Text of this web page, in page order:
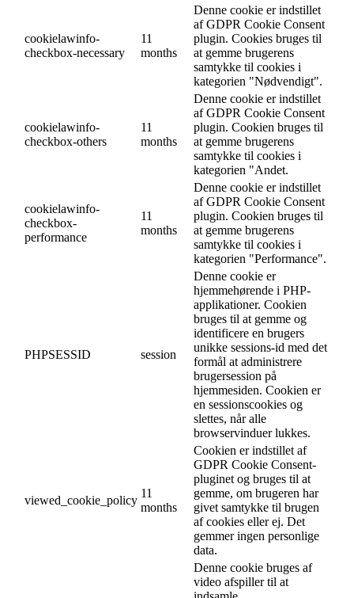
cookielawinfo-
checkbox-necessary
11
months
Denne cookie er indstillet
af GDPR Cookie Consent
plugin. Cookies bruges til
at gemme brugerens
samtykke til cookies i
kategorien "Nødvendigt".
cookielawinfo-
checkbox-others
11
months
Denne cookie er indstillet
af GDPR Cookie Consent
plugin. Cookien bruges til
at gemme brugerens
samtykke til cookies i
kategorien "Andet.
cookielawinfo-
checkbox-
performance
11
months
Denne cookie er indstillet
af GDPR Cookie Consent
plugin. Cookien bruges til
at gemme brugerens
samtykke til cookies i
kategorien "Performance".
PHPSESSID session
Denne cookie er
hjemmehørende i PHP-
applikationer. Cookien
bruges til at gemme og
identificere en brugers
unikke sessions-id med det
formål at administrere
brugersession på
hjemmesiden. Cookien er
en sessionscookies og
slettes, når alle
browservinduer lukkes.
viewed_cookie_policy
11
months
Cookien er indstillet af
GDPR Cookie Consent-
pluginet og bruges til at
gemme, om brugeren har
givet samtykke til brugen
af cookies eller ej. Det
gemmer ingen personlige
data.
Denne cookie bruges af
video afspiller til at